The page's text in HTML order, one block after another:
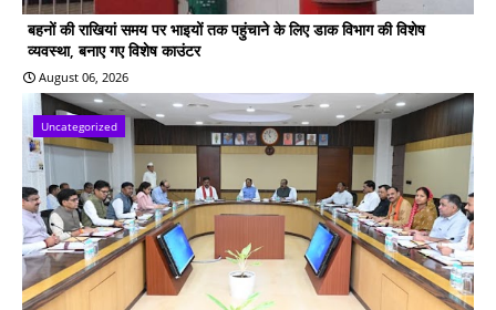
बहनों की राखियां समय पर भाइयों तक पहुंचाने के लिए डाक विभाग की विशेष
व्यवस्था, बनाए गए विशेष काउंटर
August 06, 2026
Uncategorized